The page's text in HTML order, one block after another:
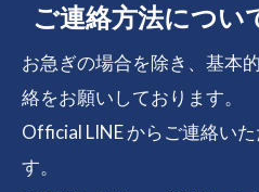
ご連絡方法につい
お急ぎの場合を除き、基本
絡をお願いしております。
Official LINE からご連絡い
す。